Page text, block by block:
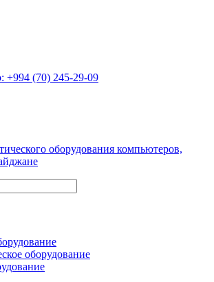
+994 (70) 245-29-09
оборудования компьютеров,
оборудование